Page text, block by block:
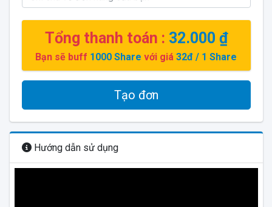
Tổng thanh toán : 32.000 ₫
Bạn sẽ buff 1000 Share với giá 32đ / 1 Share
Tạo đơn
Hướng dẫn sử dụng